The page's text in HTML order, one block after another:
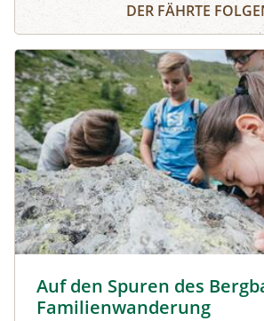
die den Weg hinauf zum
DER FÄHRTE
Auf den Spuren des
Familienwanderung